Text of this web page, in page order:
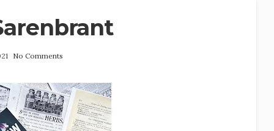
No Comments